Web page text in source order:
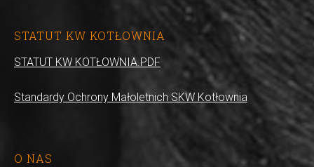
STATUT KW KOTŁOWNIA
STATUT KW KOTŁOWNIA.PDF
Standardy Ochrony Małoletnich SKW Kotłownia
O NAS